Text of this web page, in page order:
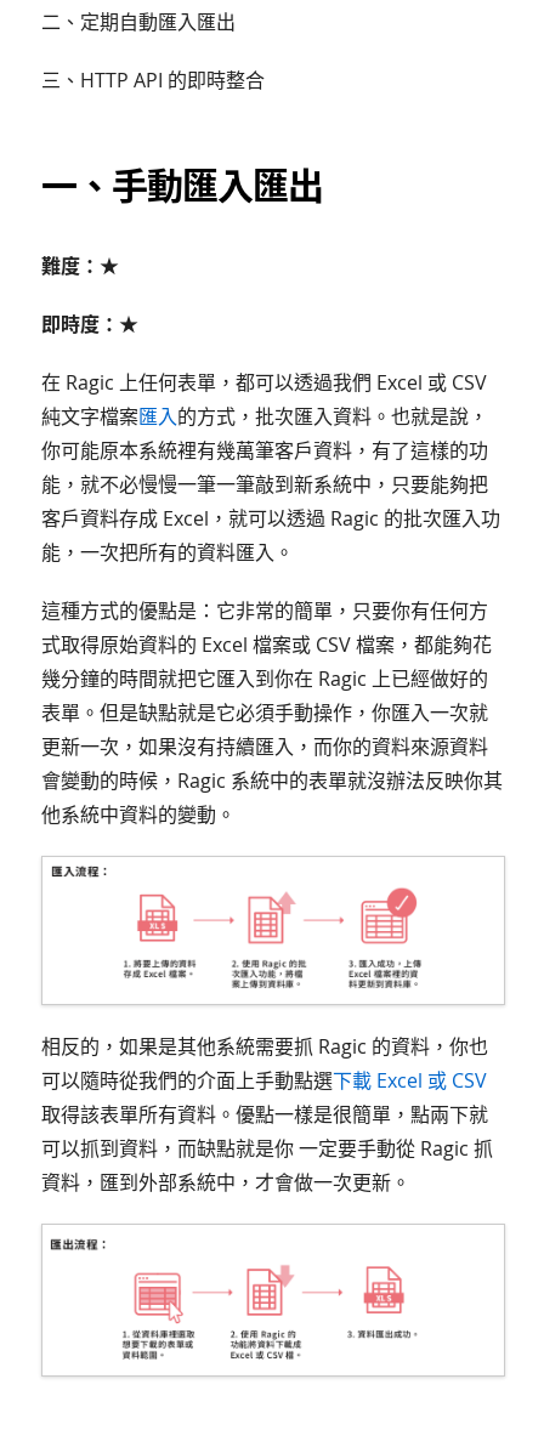
二、定期自動匯入匯出
三、HTTP API 的即時整合
一、手動匯入匯出
難度：★
即時度：★
在 Ragic 上任何表單，都可以透過我們 Excel 或 CSV
純文字檔案匯入的方式，批次匯入資料。也就是說，
你可能原本系統裡有幾萬筆客戶資料，有了這樣的功
能，就不必慢慢一筆一筆敲到新系統中，只要能夠把
客戶資料存成 Excel，就可以透過 Ragic 的批次匯入功
能，一次把所有的資料匯入。
這種方式的優點是：它非常的簡單，只要你有任何方
式取得原始資料的 Excel 檔案或 CSV 檔案，都能夠花
幾分鐘的時間就把它匯入到你在 Ragic 上已經做好的
表單。但是缺點就是它必須手動操作，你匯入一次就
更新一次，如果沒有持續匯入，而你的資料來源資料
會變動的時候，Ragic 系統中的表單就沒辦法反映你其
他系統中資料的變動。
相反的，如果是其他系統需要抓 Ragic 的資料，你也
可以隨時從我們的介面上手動點選下載 Excel 或 CSV
取得該表單所有資料。優點一樣是很簡單，點兩下就
可以抓到資料，而缺點就是你 一定要手動從 Ragic 抓
資料，匯到外部系統中，才會做一次更新。